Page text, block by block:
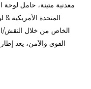
معدنية متينة، حامل
المتحدة الأمريكية
الخاص من خلال النقش/
القوي والآمن، يعد